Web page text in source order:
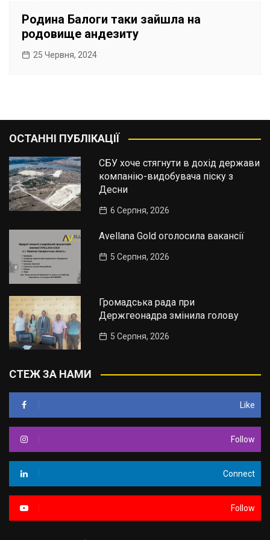
Родина Балоги таки зайшла на
родовище андезиту
25 Червня, 2024
ОСТАННІ ПУБЛІКАЦІЇ
СБУ хоче стягнути в дохід держави
компанію-видобувача піску з
Десни
6 Серпня, 2026
Avellana Gold оголосила вакансії
5 Серпня, 2026
Громадська рада при
Держгеонадра змінила голову
5 Серпня, 2026
СТЕЖ ЗА НАМИ
Like
Follow
Connect
Follow